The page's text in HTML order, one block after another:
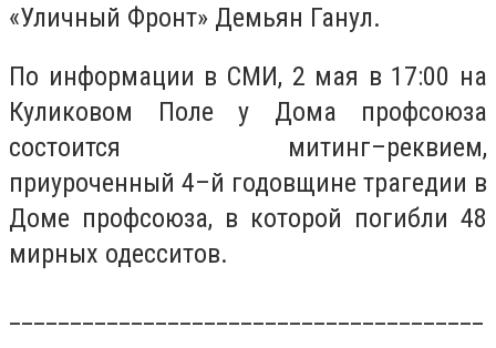
«Уличный Фронт» Демьян Ганул.
По информации в СМИ, 2 мая в 17:00 на
Куликовом Поле у Дома профсоюза
состоится митинг–реквием,
приуроченный 4–й годовщине трагедии в
Доме профсоюза, в которой погибли 48
мирных одесситов.